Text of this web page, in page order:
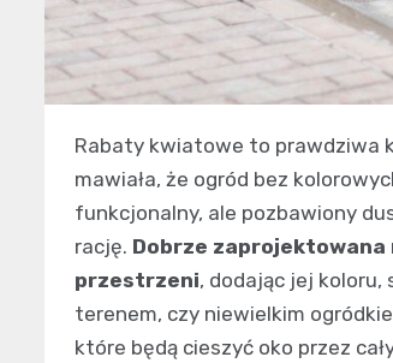
Rabaty kwiatowe to prawdziwa
mawiała, że ogród bez
funkcjonalny, ale pozbawiony
rację. Dobrze
przestrzeni, dodając jej koloru,
terenem, czy niewielkim
które będą cieszyć oko przez